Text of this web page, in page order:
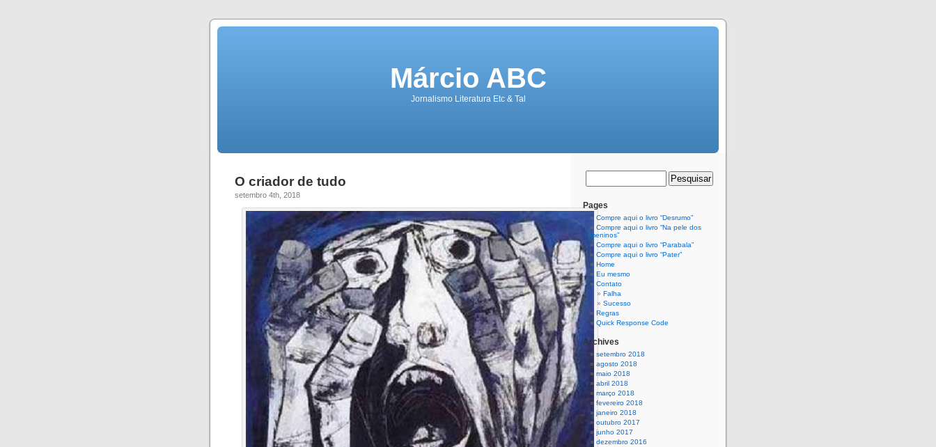
Márcio ABC
Jornalismo Literatura Etc & Tal
O criador de tudo
setembro 4th, 2018
Pages
Compre aqui o livro “Desrumo”
Compre aqui o livro “Na pele dos
meninos”
Compre aqui o livro “Parabala”
Compre aqui o livro “Pater”
Home
Eu mesmo
Contato
Falha
Sucesso
Regras
Quick Response Code
Archives
setembro 2018
agosto 2018
maio 2018
abril 2018
março 2018
fevereiro 2018
janeiro 2018
outubro 2017
junho 2017
dezembro 2016